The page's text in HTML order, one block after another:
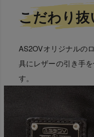
こだわり
AS2OVオリジナルの
具にレザーの引き手
す。